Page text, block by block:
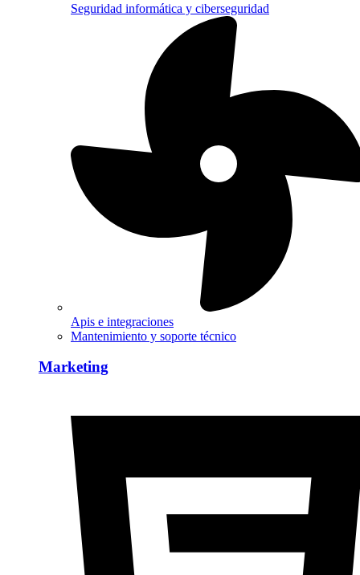
Seguridad informática y ciberseguridad
Apis e integraciones
Mantenimiento y soporte técnico
Marketing